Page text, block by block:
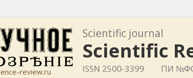
review.ru
Scientific journal
Scientific
ISSN 2500-3399 ПИ